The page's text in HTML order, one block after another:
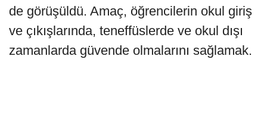
de görüşüldü. Amaç, öğrencilerin okul giriş
ve çıkışlarında, teneffüslerde ve okul dışı
zamanlarda güvende olmalarını sağlamak.